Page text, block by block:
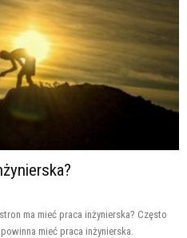
ma mieć praca inżynierska? Często
mieć praca inżynierska.